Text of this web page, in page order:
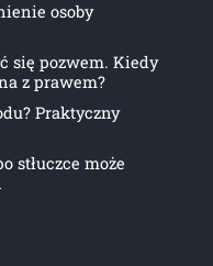
osoby
się pozwem. Kiedy
z prawem?
Praktyczny
stłuczce może